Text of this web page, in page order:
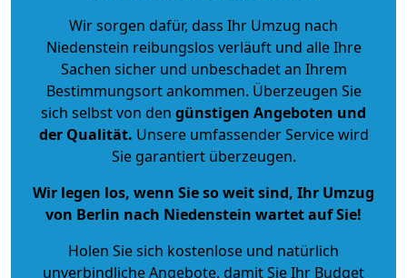
Wir sorgen dafür, dass Ihr Umzug nach
Niedenstein reibungslos verläuft und alle Ihre
Sachen sicher und unbeschadet an Ihrem
Bestimmungsort ankommen. Überzeugen Sie
sich selbst von den günstigen Angeboten und
der Qualität. Unsere umfassender Service wird
Sie garantiert überzeugen.
Wir legen los, wenn Sie so weit sind, Ihr Umzug
von Berlin nach Niedenstein wartet auf Sie!
Holen Sie sich kostenlose und natürlich
unverbindliche Angebote, damit Sie Ihr Budget